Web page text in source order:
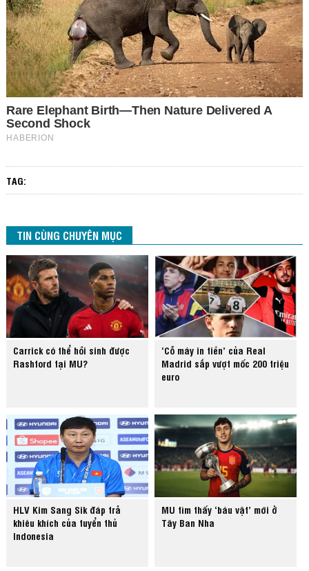
TAG:
TIN CÙNG CHUYÊN MỤC
Carrick có thể hồi sinh được
Rashford tại MU?
‘Cỗ máy in tiền’ của Real
Madrid sắp vượt mốc 200 triệu
euro
HLV Kim Sang Sik đáp trả
khiêu khích của tuyển thủ
Indonesia
MU tìm thấy ‘báu vật’ mới ở
Tây Ban Nha